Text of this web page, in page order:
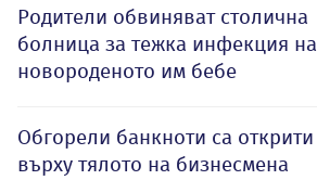
Родители обвиняват столична
болница за тежка инфекция на
новороденото им бебе
Обгорели банкноти са открити
върху тялото на бизнесмена